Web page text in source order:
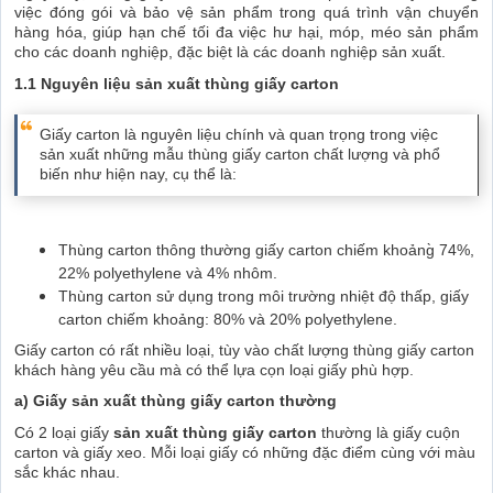
việc đóng gói và bảo vệ sản phẩm trong quá trình vận chuyển
hàng hóa, giúp hạn chế tối đa việc hư hại, móp, méo sản phẩm
cho các doanh nghiệp, đặc biệt là các doanh nghiệp sản xuất.
1.1 Nguyên liệu sản xuất thùng giấy carton
Giấy carton là nguyên liệu chính và quan trọng trong việc
sản xuất những mẫu thùng giấy carton chất lượng và phổ
biến như hiện nay, cụ thể là:
Thùng carton thông thường giấy carton chiếm khoảng̀ 74%,
22% polyethylene và 4% nhôm.
Thùng carton sử dụng trong môi trường nhiệt độ thấp, giấy
carton chiếm khoảng: 80% và 20% polyethylene.
Giấy carton có rất nhiều loại, tùy vào chất lượng thùng giấy carton
khách hàng yêu cầu mà có thể lựa cọn loại giấy phù hợp.
a) Giấy sản xuất thùng giấy carton thường
Có 2 loại giấy sản xuất thùng giấy carton thường là giấy cuộn
carton và giấy xeo. Mỗi loại giấy có những đặc điểm cùng với màu
sắc khác nhau.